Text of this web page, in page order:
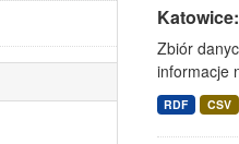
Zbiór
informacje
RDF CSV